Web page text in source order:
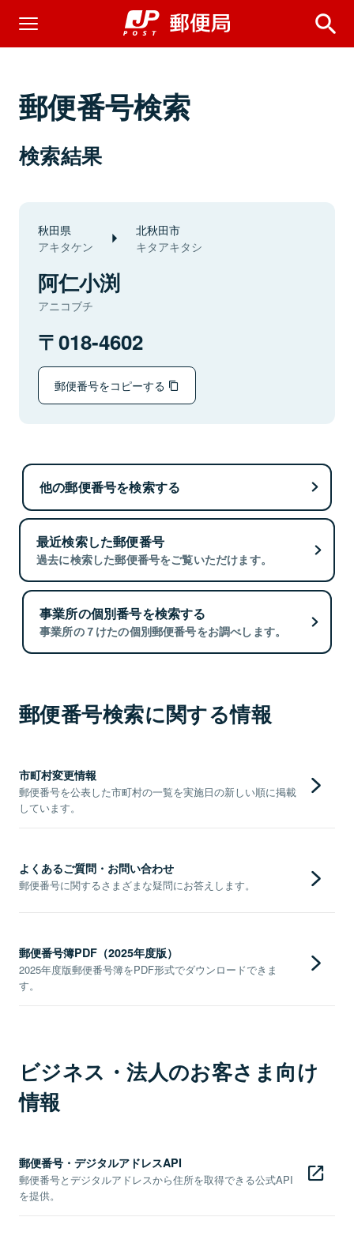
郵便番号検索
検索結果
秋田県
アキタケン
北秋田市
キタアキタシ
阿仁小渕
アニコブチ
018-4602
郵便番号をコピーする
他の郵便番号を検索する
最近検索した郵便番号
過去に検索した郵便番号をご覧いただけます。
事業所の個別番号を検索する
事業所の７けたの個別郵便番号をお調べします。
郵便番号検索に関する情報
市町村変更情報
郵便番号を公表した市町村の一覧を実施日の新しい順に掲載
しています。
よくあるご質問・お問い合わせ
郵便番号に関するさまざまな疑問にお答えします。
郵便番号簿PDF（2025年度版）
2025年度版郵便番号簿をPDF形式でダウンロードできま
す。
ビジネス・法人のお客さま向け
情報
郵便番号・デジタルアドレスAPI
郵便番号とデジタルアドレスから住所を取得できる公式API
を提供。